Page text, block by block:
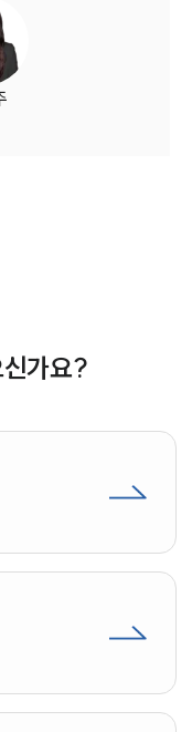
는지, 그리고 실화
액을 감경할 수 있
지방법원은 담배꽁
한편, 피해 건물
가요?